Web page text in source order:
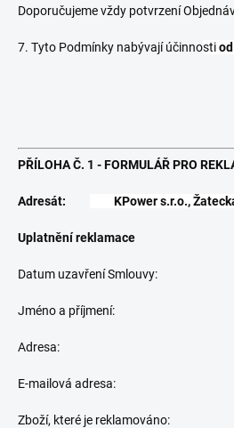
Doporučujeme vždy potvrzení
7. Tyto Podmínky nabývají účinnosti
PŘÍLOHA Č. 1 -FORMULÁŘ PRO
Adresát: KPower s.r.o.,
Uplatnění reklamace
Datum uzavření Smlouvy:
Jméno a příjmení:
Adresa:
E-mailová adresa:
Zboží, které je reklamováno: